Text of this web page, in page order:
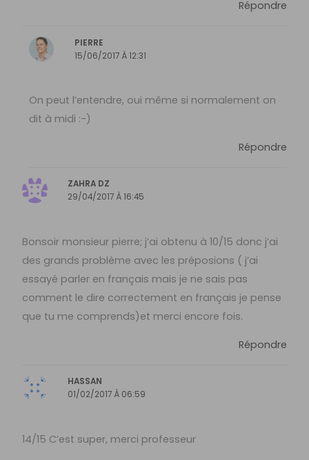
Répondre
PIERRE
15/06/2017 À 12:31
On peut l’entendre, oui même si normalement on
dit à midi :-)
Répondre
ZAHRA DZ
29/04/2017 À 16:45
Bonsoir monsieur pierre; j’ai obtenu à 10/15 donc j’ai
des grands problème avec les préposions ( j’ai
essayé parler en français mais je ne sais pas
comment le dire correctement en français je pense
que tu me comprends)et merci encore fois.
Répondre
HASSAN
01/02/2017 À 06:59
14/15 C’est super, merci professeur